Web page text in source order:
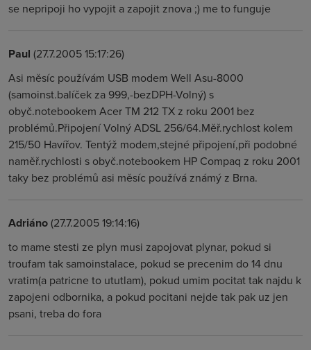
se nepripoji ho vypojit a zapojit znova ;) me to funguje
Paul (27.7.2005 15:17:26)
Asi měsíc používám USB modem Well Asu-8000
(samoinst.balíček za 999,-bezDPH-Volný) s
obyč.notebookem Acer TM 212 TX z roku 2001 bez
problémů.Připojení Volný ADSL 256/64.Měř.rychlost kolem
215/50 Havířov. Tentýž modem,stejné připojení,při podobné
naměř.rychlosti s obyč.notebookem HP Compaq z roku 2001
taky bez problémů asi měsíc používá známý z Brna.
Adriáno(27.7.2005 19:14:16)
to mame stesti ze plyn musi zapojovat plynar, pokud si
troufam tak samoinstalace, pokud se precenim do 14 dnu
vratim(a patricne to ututlam), pokud umim pocitat tak najdu k
zapojeni odbornika, a pokud pocitani nejde tak pak uz jen
psani, treba do fora